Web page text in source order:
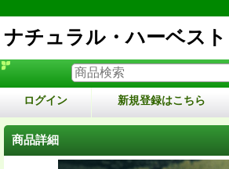
ナチュラル・ハーベスト
ログイン 新規登録はこちら
商品詳細